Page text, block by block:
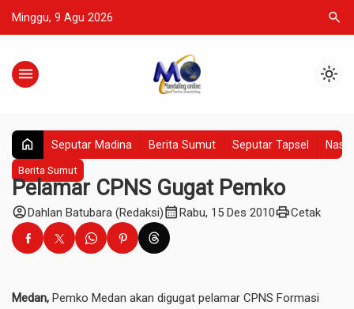
Minggu, 9 Agu 2026 search
menu light_mode
home Seputar Madina Berita Sumut Seputar Tapsel
Berita Sumut
Pelamar CPNS Gugat Pemko
account_circleDahlan Batubara (Redaksi)calendar_monthRabu, 15 Des 2010printCetak
Medan, Pemko Medan akan digugat pelamar CPNS Formasi